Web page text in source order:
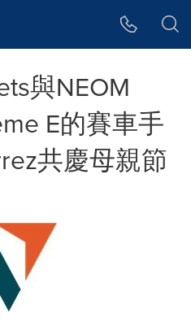
與NEOM
E的賽車手
共慶母親節